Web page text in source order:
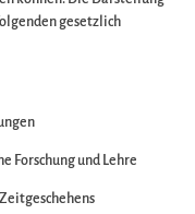
Sie
gesetzlich
Forschung und Lehre